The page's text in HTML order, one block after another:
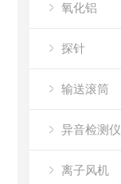
氧化铝
探针
输送滚筒
异音检测仪
离子风机